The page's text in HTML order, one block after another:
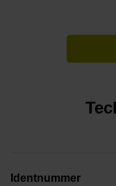
Identnummer